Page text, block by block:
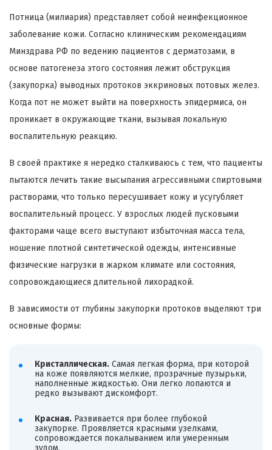
Потница (милиария) представляет собой неинфекционное
заболевание кожи. Согласно клиническим рекомендациям
Минздрава РФ по ведению пациентов с дерматозами, в
основе патогенеза этого состояния лежит обструкция
(закупорка) выводных протоков эккриновых потовых желез.
Когда пот не может выйти на поверхность эпидермиса, он
проникает в окружающие ткани, вызывая локальную
воспалительную реакцию.
В своей практике я нередко сталкиваюсь с тем, что пациенты
пытаются лечить такие высыпания агрессивными спиртовыми
растворами, что только пересушивает кожу и усугубляет
воспалительный процесс. У взрослых людей пусковыми
факторами чаще всего выступают избыточная масса тела,
ношение плотной синтетической одежды, интенсивные
физические нагрузки в жарком климате или состояния,
сопровождающиеся длительной лихорадкой.
В зависимости от глубины закупорки протоков выделяют три
основные формы:
Кристаллическая.Самая легкая форма, при которой
на коже появляются мелкие, прозрачные пузырьки,
наполненные жидкостью. Они легко лопаются и
редко вызывают дискомфорт.
Красная.Развивается при более глубокой
закупорке. Проявляется красными узелками,
сопровождается покалыванием или умеренным
зудом.